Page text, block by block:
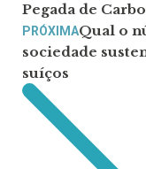
Pegada de
PRÓXIMAQual o
sociedade
suíços